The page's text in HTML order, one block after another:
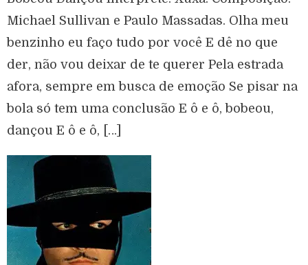
Michael Sullivan e Paulo Massadas. Olha meu
benzinho eu faço tudo por você E dê no que
der, não vou deixar de te querer Pela estrada
afora, sempre em busca de emoção Se pisar na
bola só tem uma conclusão E ô e ô, bobeou,
dançou E ô e ô, […]